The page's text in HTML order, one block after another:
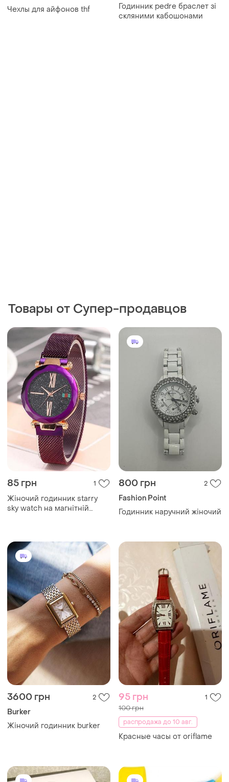
Чехлы для айфонов thf
Годинник pedre браслет зі
скляними кабошонами
Товары от Супер-продавцов
85 грн 1
Жіночий годинник starry
sky watch на магнітній
800 грн 2
Fashion Point
Годинник наручний жіночий
3600 грн 2
Burker
Жіночий годинник burker
95 грн 1
100 грн
распродажа до 10 авг.
Красные часы от oriflame